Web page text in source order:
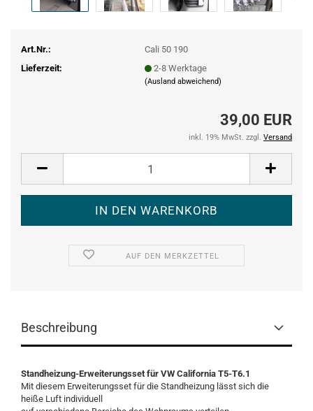
Art.Nr.:
Cali 50 190
Lieferzeit:
2-8 Werktage
(Ausland abweichend)
39,00 EUR
inkl. 19% MwSt. zzgl. Versand
AUF DEN MERKZETTEL
Beschreibung
Standheizung-Erweiterungsset für VW California T5-T6.1
Mit diesem Erweiterungsset für die Standheizung lässt sich die
heiße Luft individuell